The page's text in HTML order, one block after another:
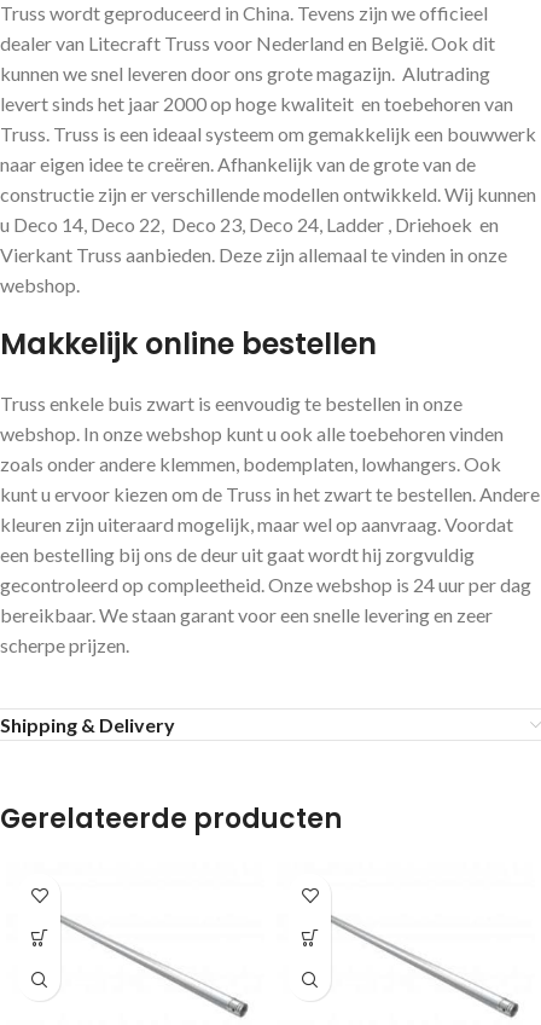
Truss wordt geproduceerd in China. Tevens zijn we officieel
dealer van Litecraft Truss voor Nederland en België. Ook dit
kunnen we snel leveren door ons grote magazijn. Alutrading
levert sinds het jaar 2000 op hoge kwaliteit en toebehoren van
Truss. Truss is een ideaal systeem om gemakkelijk een bouwwerk
naar eigen idee te creëren. Afhankelijk van de grote van de
constructie zijn er verschillende modellen ontwikkeld. Wij kunnen
u Deco 14, Deco 22, Deco 23, Deco 24, Ladder , Driehoek en
Vierkant Truss aanbieden. Deze zijn allemaal te vinden in onze
webshop.
Makkelijk online bestellen
Truss enkele buis zwart is eenvoudig te bestellen in onze
webshop. In onze webshop kunt u ook alle toebehoren vinden
zoals onder andere klemmen, bodemplaten, lowhangers. Ook
kunt u ervoor kiezen om de Truss in het zwart te bestellen. Andere
kleuren zijn uiteraard mogelijk, maar wel op aanvraag. Voordat
een bestelling bij ons de deur uit gaat wordt hij zorgvuldig
gecontroleerd op compleetheid. Onze webshop is 24 uur per dag
bereikbaar. We staan garant voor een snelle levering en zeer
scherpe prijzen.
Shipping & Delivery
Gerelateerde producten